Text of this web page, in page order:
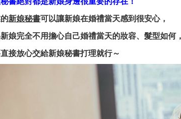
新娘秘書可以讓新娘在婚禮當天感到很安心，
娘完全不用擔心自己婚禮當天的妝容、髮型如何
接放心交給新娘秘書打理就行～